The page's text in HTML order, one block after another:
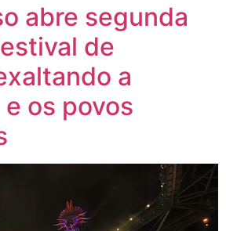
abre segunda
de
a
os povos